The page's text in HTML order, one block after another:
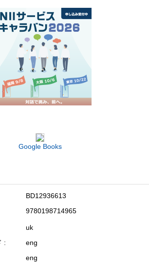
Google Books
BD12936613
9780198714965
uk
eng
eng